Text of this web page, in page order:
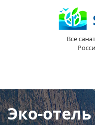
Все
Эко-